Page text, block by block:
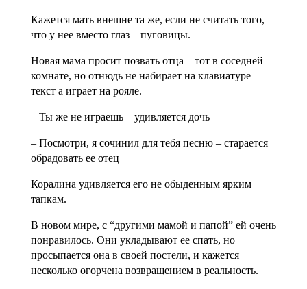
Кажется мать внешне та же, если не считать того,
что у нее вместо глаз – пуговицы.
Новая мама просит позвать отца – тот в соседней
комнате, но отнюдь не набирает на клавиатуре
текст а играет на рояле.
– Ты же не играешь – удивляется дочь
– Посмотри, я сочинил для тебя песню – старается
обрадовать ее отец
Коралина удивляется его не обыденным ярким
тапкам.
В новом мире, с “другими мамой и папой” ей очень
понравилось. Они укладывают ее спать, но
просыпается она в своей постели, и кажется
несколько огорчена возвращением в реальность.